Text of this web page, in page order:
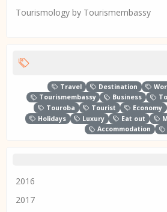
Tourismology by Tourismembassy
Travel Destination
Tourismembassy
Business
Touroba
Tourist Economy
Holidays
Luxury Eat out
Accommodation
2016
2017